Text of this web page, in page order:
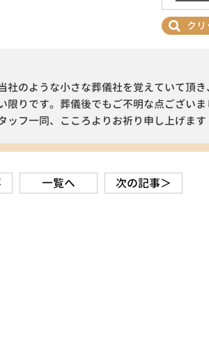
ク
社のような小さな葬儀社を覚えていて頂
限りです。葬儀後でもご不明な点ござい
フ一同、こころよりお祈り申し上げます
一覧へ 次の記事＞